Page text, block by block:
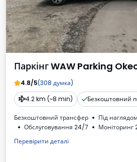
Паркінг WAW Parking
4.8/5(308 думка)
4.2 km (~8 min)
Безкоштовний
Безкоштовний трансфер Під наглядом
Обслуговування 24/7
Моніторинг
Перевірити деталі